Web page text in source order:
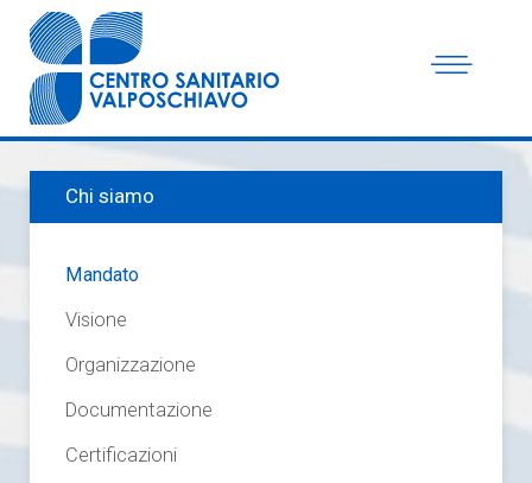
Chi siamo
Mandato
Visione
Organizzazione
Documentazione
Certificazioni